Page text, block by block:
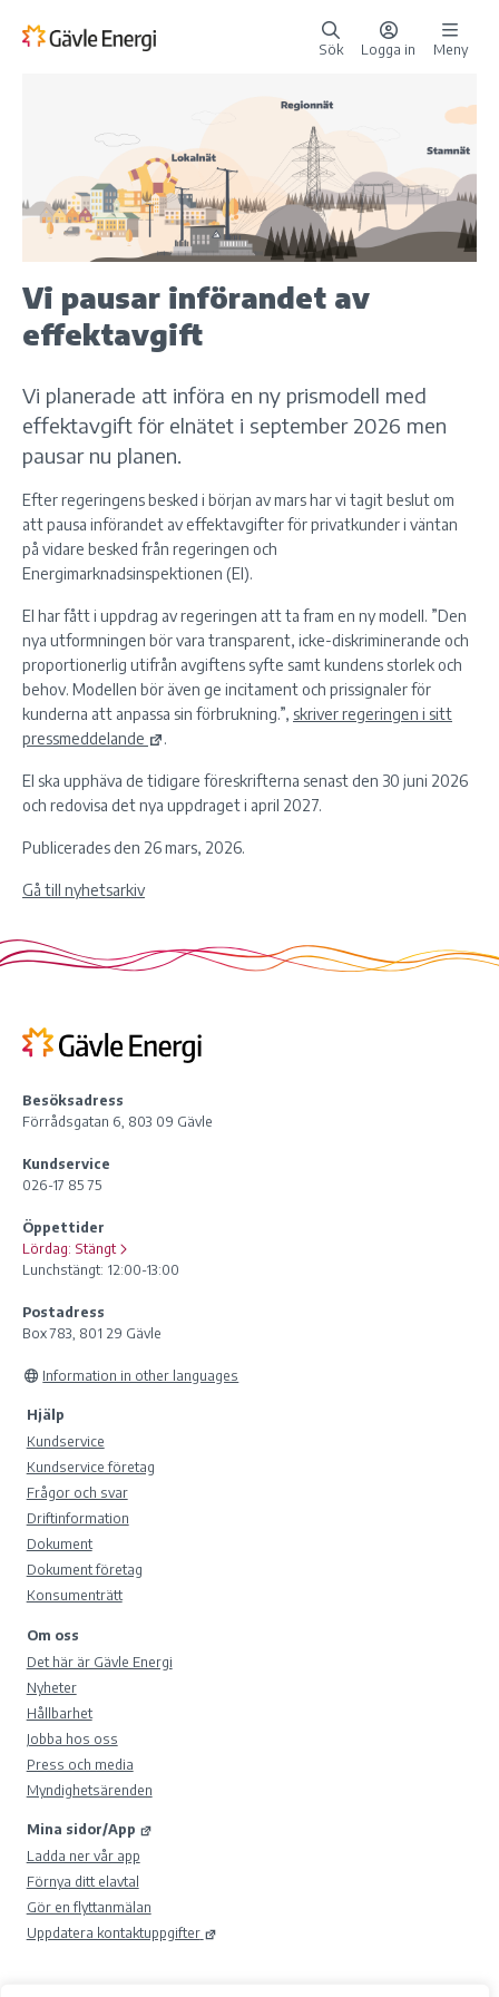
Sök Logga in Meny
Vi pausar införandet av
effektavgift
Vi planerade att införa en ny prismodell med
effektavgift för elnätet i september 2026 men
pausar nu planen.
Efter regeringens besked i början av mars har vi tagit beslut om
att pausa införandet av effektavgifter för privatkunder i väntan
på vidare besked från regeringen och
Energimarknadsinspektionen (EI).
EI har fått i uppdrag av regeringen att ta fram en ny modell. ”Den
nya utformningen bör vara transparent, icke-diskriminerande och
proportionerlig utifrån avgiftens syfte samt kundens storlek och
behov. Modellen bör även ge incitament och prissignaler för
kunderna att anpassa sin förbrukning.”, skriver regeringen i sitt
pressmeddelande
.
EI ska upphäva de tidigare föreskrifterna senast den 30 juni 2026
och redovisa det nya uppdraget i april 2027.
Publicerades den 26 mars, 2026.
Gå till nyhetsarkiv
Besöksadress
Förrådsgatan 6, 803 09 Gävle
Kundservice
026-17 85 75
Öppettider
Lördag: Stängt
Lunchstängt: 12:00-13:00
Postadress
Box 783, 801 29 Gävle
Information in other languages
Hjälp
Kundservice
Kundservice företag
Frågor och svar
Driftinformation
Dokument
Dokument företag
Konsumenträtt
Om oss
Det här är Gävle Energi
Nyheter
Hållbarhet
Jobba hos oss
Press och media
Myndighetsärenden
Mina sidor/App
Ladda ner vår app
Förnya ditt elavtal
Gör en flyttanmälan
Uppdatera kontaktuppgifter